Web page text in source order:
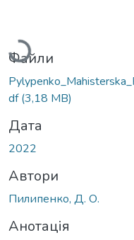
Вантажиться...
Файли
df(3,18 MB)
Дата
2022
Автори
Пилипенко, Д. О.
Анотація